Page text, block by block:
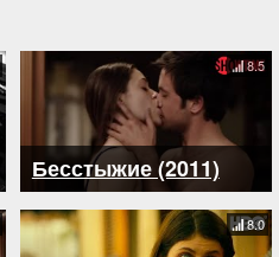
Бесстыжие (2011)
8.5
8.0